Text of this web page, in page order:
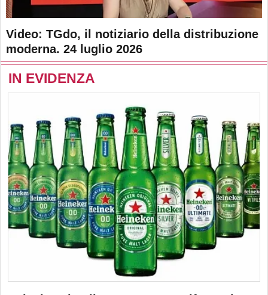
Video: TGdo, il notiziario della distribuzione
moderna. 24 luglio 2026
IN EVIDENZA